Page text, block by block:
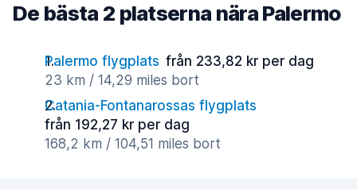
De bästa 2 platserna nära Palermo
Palermo flygplats från 233,82 kr per dag
23 km / 14,29 miles bort
Catania-Fontanarossas flygplats
från 192,27 kr per dag
168,2 km / 104,51 miles bort